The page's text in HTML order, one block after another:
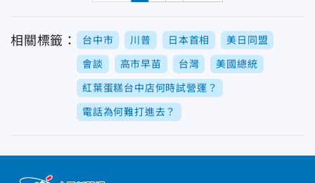
相關標籤： 台中市 川普 日本首相 美日同盟
會談 高市早苗 台灣 美國總統
紅葉蛋糕台中店何時試營運？
電話為何難打進去？